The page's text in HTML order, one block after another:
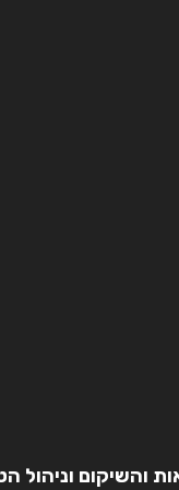
והשיקום וניהול